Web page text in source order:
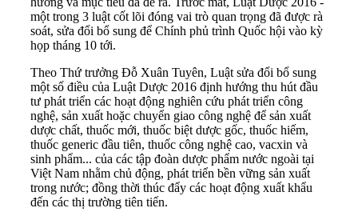
một trong 3 luật cốt lõi đóng vai trò quan trọng đã được rà
soát, sửa đổi bổ sung để Chính phủ trình Quốc hội vào kỳ
họp tháng 10 tới.
Theo Thứ trưởng Đỗ Xuân Tuyên, Luật sửa đổi bổ sung
một số điều của Luật Dược 2016 định hướng thu hút đầu
tư phát triển các hoạt động nghiên cứu phát triển công
nghệ, sản xuất hoặc chuyển giao công nghệ để sản xuất
dược chất, thuốc mới, thuốc biệt dược gốc, thuốc hiếm,
thuốc generic đầu tiên, thuốc công nghệ cao, vacxin và
sinh phẩm... của các tập đoàn dược phẩm nước ngoài tại
Việt Nam nhằm chủ động, phát triển bền vững sản xuất
trong nước; đồng thời thúc đẩy các hoạt động xuất khẩu
đến các thị trường tiên tiến.